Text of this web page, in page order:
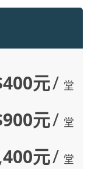
元/ 堂
元/ 堂
元/ 堂